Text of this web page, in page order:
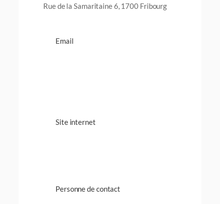
Rue de la Samaritaine 6, 1700 Fribourg
Email
Site internet
Personne de contact